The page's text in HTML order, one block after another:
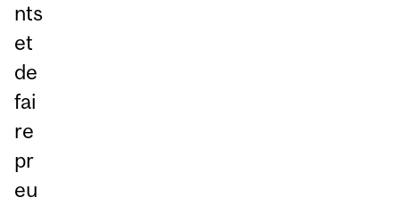
nts
et
de
fai
re
pr
eu